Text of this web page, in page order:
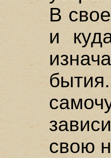
В
и
свою